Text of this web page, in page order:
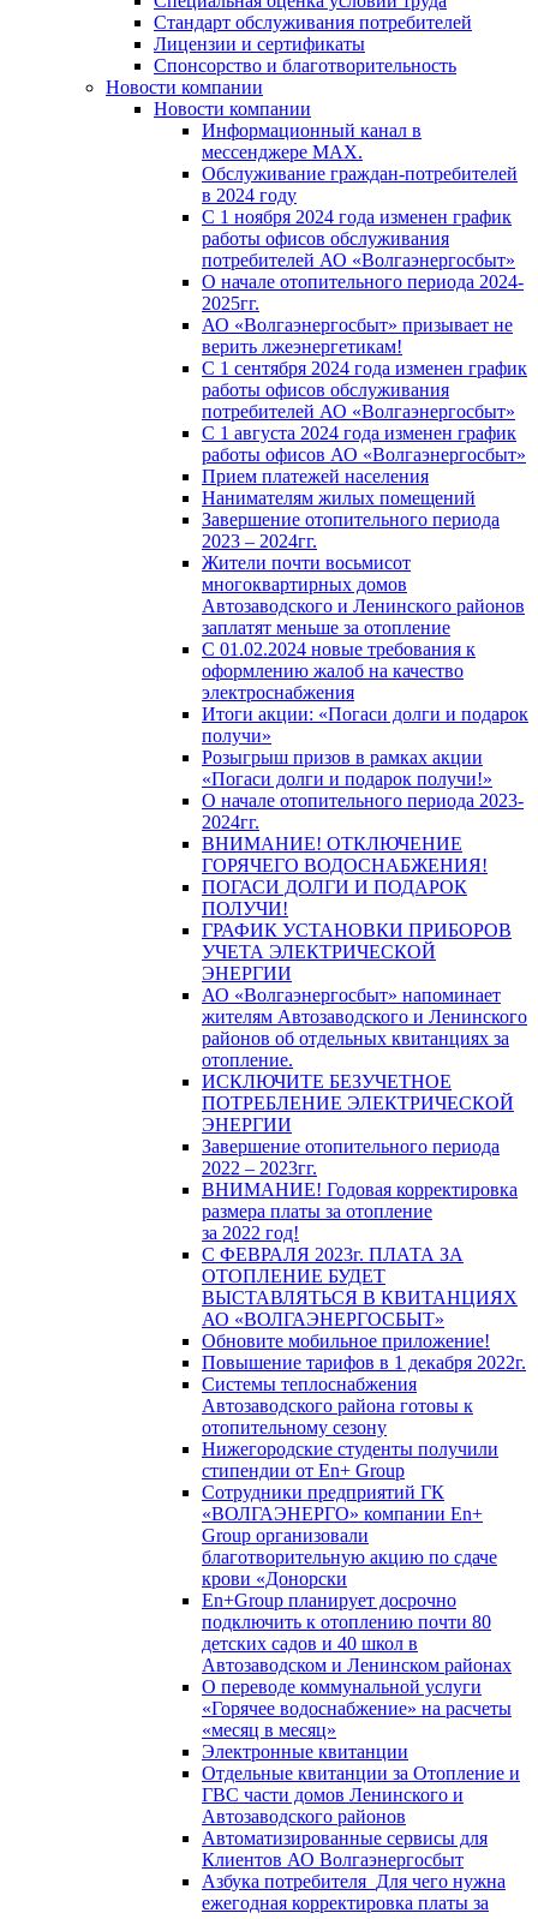
Стандарт обслуживания потребителей
Лицензии и сертификаты
Спонсорство и благотворительность
Новости компании
Новости компании
Информационный канал в
мессенджере MAX.
Обслуживание граждан-потребителей
в 2024 году
С 1 ноября 2024 года изменен график
работы офисов обслуживания
потребителей АО «Волгаэнергосбыт»
О начале отопительного периода 2024-
2025гг.
АО «Волгаэнергосбыт» призывает не
верить лжеэнергетикам!
С 1 сентября 2024 года изменен график
работы офисов обслуживания
потребителей АО «Волгаэнергосбыт»
С 1 августа 2024 года изменен график
работы офисов АО «Волгаэнергосбыт»
Прием платежей населения
Нанимателям жилых помещений
Завершение отопительного периода
2023 – 2024гг.
Жители почти восьмисот
многоквартирных домов
Автозаводского и Ленинского районов
заплатят меньше за отопление
С 01.02.2024 новые требования к
оформлению жалоб на качество
электроснабжения
Итоги акции: «Погаси долги и подарок
получи»
Розыгрыш призов в рамках акции
«Погаси долги и подарок получи!»
О начале отопительного периода 2023-
2024гг.
ВНИМАНИЕ! ОТКЛЮЧЕНИЕ
ГОРЯЧЕГО ВОДОСНАБЖЕНИЯ!
ПОГАСИ ДОЛГИ И ПОДАРОК
ПОЛУЧИ!
ГРАФИК УСТАНОВКИ ПРИБОРОВ
УЧЕТА ЭЛЕКТРИЧЕСКОЙ
ЭНЕРГИИ
АО «Волгаэнергосбыт» напоминает
жителям Автозаводского и Ленинского
районов об отдельных квитанциях за
отопление.
ИСКЛЮЧИТЕ БЕЗУЧЕТНОЕ
ПОТРЕБЛЕНИЕ ЭЛЕКТРИЧЕСКОЙ
ЭНЕРГИИ
Завершение отопительного периода
2022 – 2023гг.
ВНИМАНИЕ! Годовая корректировка
размера платы за отопление
за 2022 год!
С ФЕВРАЛЯ 2023г. ПЛАТА ЗА
ОТОПЛЕНИЕ БУДЕТ
ВЫСТАВЛЯТЬСЯ В КВИТАНЦИЯХ
АО «ВОЛГАЭНЕРГОСБЫТ»
Обновите мобильное приложение!
Повышение тарифов в 1 декабря 2022г.
Системы теплоснабжения
Автозаводского района готовы к
отопительному сезону
Нижегородские студенты получили
стипендии от En+ Group
Сотрудники предприятий ГК
«ВОЛГАЭНЕРГО» компании En+
Group организовали
благотворительную акцию по сдаче
крови «Донорски
En+Group планирует досрочно
подключить к отоплению почти 80
детских садов и 40 школ в
Автозаводском и Ленинском районах
О переводе коммунальной услуги
«Горячее водоснабжение» на расчеты
«месяц в месяц»
Электронные квитанции
Отдельные квитанции за Отопление и
ГВС части домов Ленинского и
Автозаводского районов
Автоматизированные сервисы для
Клиентов АО Волгаэнергосбыт
Азбука потребителя_Для чего нужна
ежегодная корректировка платы за